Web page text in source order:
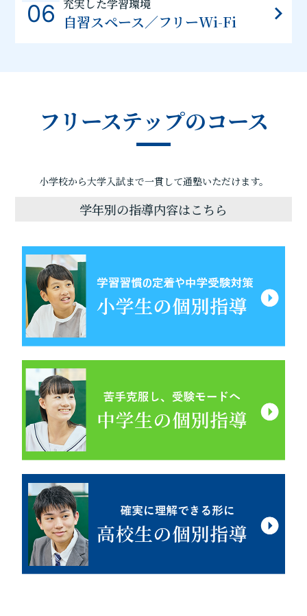
06 充実した学習環境
自習スペース／フリーWi-Fi
フリーステップのコース
小学校から大学入試まで一貫して通塾いただけます。
学年別の指導内容はこちら